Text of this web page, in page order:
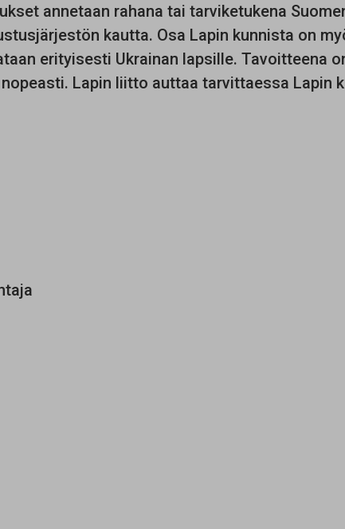
annetaan rahana tai tarviketukena
kautta. Osa Lapin kunnista on
erityisesti Ukrainan lapsille. Tavoitteena
Lapin liitto auttaa tarvittaessa Lapin